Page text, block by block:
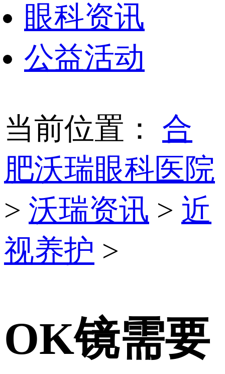
眼科资讯
公益活动
当前位置： 合
肥沃瑞眼科医院
> 沃瑞资讯 > 近
视养护 >
OK镜需要